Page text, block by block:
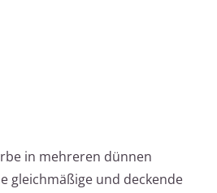
in mehreren dünnen
gleichmäßige und deckende